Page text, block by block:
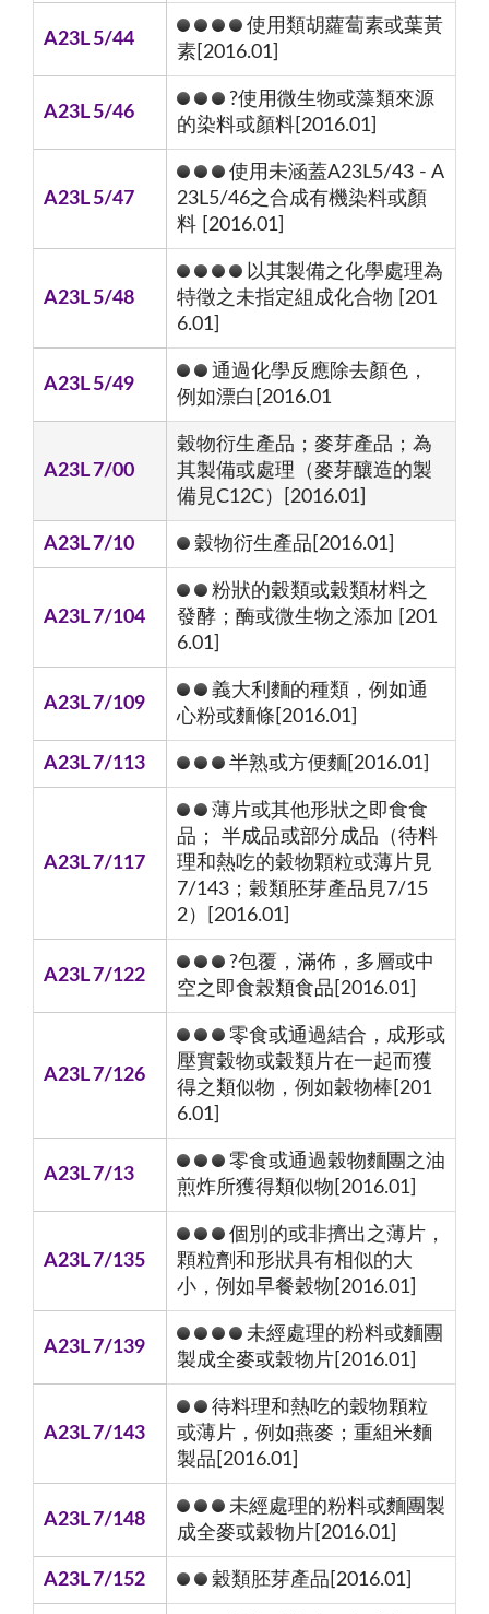
A23L 5/44
使用類胡蘿蔔素或葉黃
素[2016.01]
A23L 5/46
?使用微生物或藻類來源
的染料或顏料[2016.01]
A23L 5/47
使用未涵蓋A23L5/43 - A
23L5/46之合成有機染料或顏
料 [2016.01]
A23L 5/48
以其製備之化學處理為
特徵之未指定組成化合物 [201
6.01]
A23L 5/49
通過化學反應除去顏色，
例如漂白[2016.01
A23L 7/00
穀物衍生產品；麥芽產品；為
其製備或處理（麥芽釀造的製
備見C12C）[2016.01]
A23L 7/10 穀物衍生產品[2016.01]
A23L 7/104
粉狀的穀類或穀類材料之
發酵；酶或微生物之添加 [201
6.01]
A23L 7/109
義大利麵的種類，例如通
心粉或麵條[2016.01]
A23L 7/113 半熟或方便麵[2016.01]
A23L 7/117
薄片或其他形狀之即食食
品； 半成品或部分成品（待料
理和熱吃的穀物顆粒或薄片見
7/143；穀類胚芽產品見7/15
2）[2016.01]
A23L 7/122
?包覆，滿佈，多層或中
空之即食榖類食品[2016.01]
A23L 7/126
零食或通過結合，成形或
壓實穀物或穀類片在一起而獲
得之類似物，例如穀物棒[201
6.01]
A23L 7/13
零食或通過穀物麵團之油
煎炸所獲得類似物[2016.01]
A23L 7/135
個別的或非擠出之薄片，
顆粒劑和形狀具有相似的大
小，例如早餐穀物[2016.01]
A23L 7/139
未經處理的粉料或麵團
製成全麥或穀物片[2016.01]
A23L 7/143
待料理和熱吃的穀物顆粒
或薄片，例如燕麥；重組米麵
製品[2016.01]
A23L 7/148
未經處理的粉料或麵團製
成全麥或穀物片[2016.01]
A23L 7/152 穀類胚芽產品[2016.01]